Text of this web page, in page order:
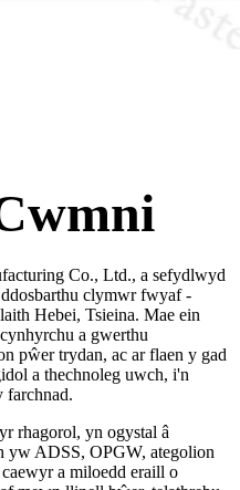
Co., Ltd., a sefydlwyd
clymwr fwyaf -
Hebei, Tsieina. Mae ein
a gwerthu
pŵer trydan, ac ar flaen y gad
a thechnoleg uwch, i'n
rhagorol, yn ogystal â
yw ADSS, OPGW, ategolion
a miloedd eraill o